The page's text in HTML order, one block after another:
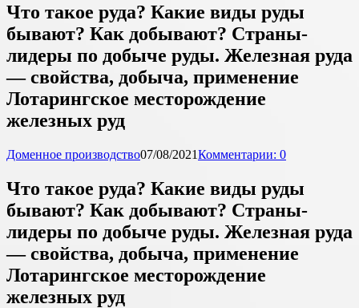
Что такое руда? Какие виды руды
бывают? Как добывают? Страны-
лидеры по добыче руды. Железная руда
— свойства, добыча, применение
Лотарингское месторождение
железных руд
Доменное производство07/08/2021Комментарии: 0
Что такое руда? Какие виды руды
бывают? Как добывают? Страны-
лидеры по добыче руды. Железная руда
— свойства, добыча, применение
Лотарингское месторождение
железных руд